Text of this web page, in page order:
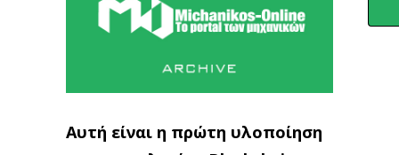
Αυτή είναι η πρώτη υλοποίηση